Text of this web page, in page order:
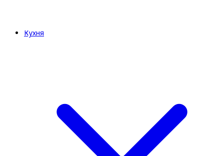
Кухня